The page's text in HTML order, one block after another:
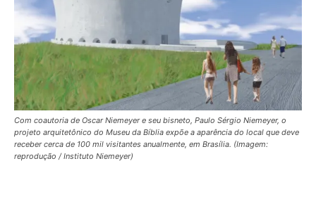
Com coautoria de Oscar Niemeyer e seu bisneto, Paulo Sérgio Niemeyer, o
projeto arquitetônico do Museu da Bíblia expõe a aparência do local que deve
receber cerca de 100 mil visitantes anualmente, em Brasília. (Imagem:
reprodução / Instituto Niemeyer)